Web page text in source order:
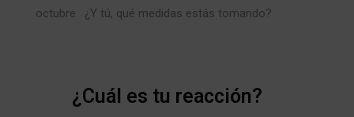
octubre. ¿Y tú, qué medidas estás tomando?
¿Cuál es tu reacción?